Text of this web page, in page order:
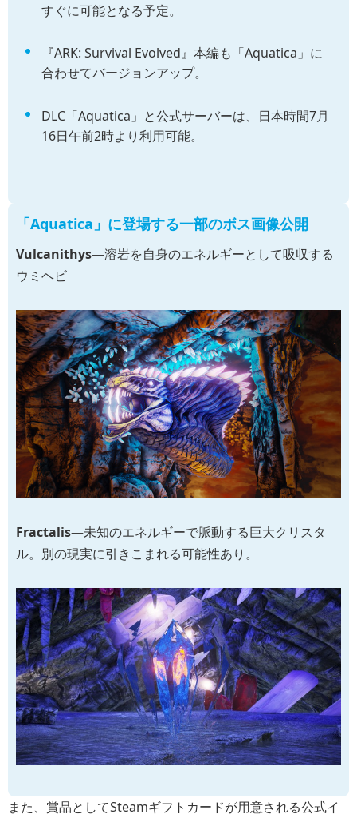
すぐに可能となる予定。
『ARK: Survival Evolved』本編も「Aquatica」に
合わせてバージョンアップ。
DLC「Aquatica」と公式サーバーは、日本時間7月
16日午前2時より利用可能。
「Aquatica」に登場する一部のボス画像公開
Vulcanithys―溶岩を自身のエネルギーとして吸収する
ウミヘビ
Fractalis―未知のエネルギーで脈動する巨大クリスタ
ル。別の現実に引きこまれる可能性あり。
また、賞品としてSteamギフトカードが用意される公式イ